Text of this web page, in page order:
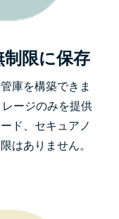
限に保存
庫を構築できま
ージのみを提供
ド、セキュアノ
はありません。